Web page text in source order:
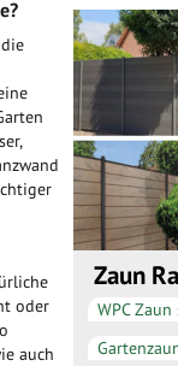
Zaun
WPC
oder
auch